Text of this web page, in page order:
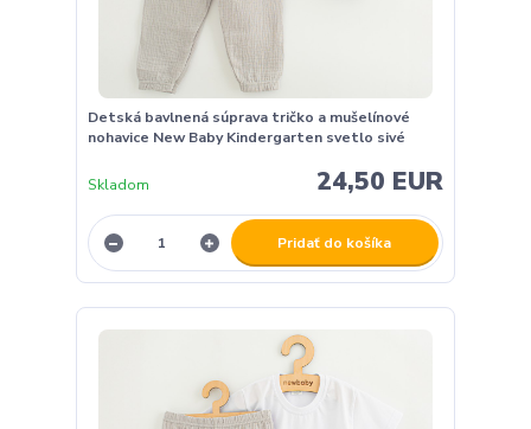
Detská bavlnená súprava tričko a mušelínové
nohavice New Baby Kindergarten svetlo sivé
24,50 EUR
Skladom
Pridať do košíka